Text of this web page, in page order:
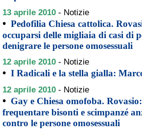
13 aprile 2010 - Notizie
• Pedofilia Chiesa cattolica.
occuparsi delle migliaia di casi di
denigrare le persone omosessuali
12 aprile 2010 - Notizie
• I Radicali e la stella gialla:
12 aprile 2010 - Notizie
• Gay e Chiesa omofoba.
frequentare bisonti e scimpanzé
contro le persone omosessuali